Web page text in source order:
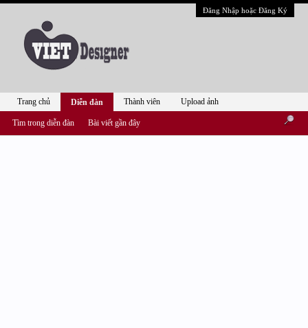
Đăng Nhập hoặc Đăng Ký
Trang chủ Diễn đàn
Tìm trong diễn đàn Bài viết gần đây
Thành viên Upload ảnh